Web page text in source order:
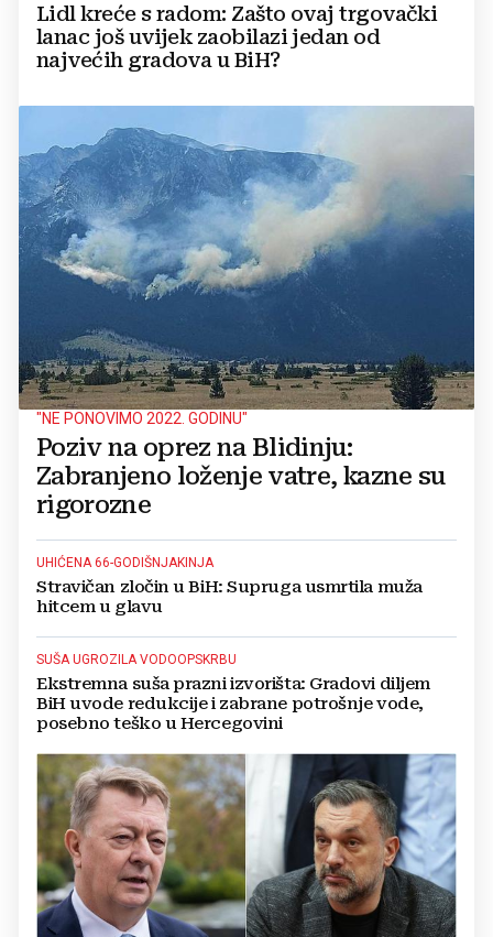
Lidl kreće s radom: Zašto ovaj trgovački
lanac još uvijek zaobilazi jedan od
najvećih gradova u BiH?
"NE PONOVIMO 2022. GODINU"
Poziv na oprez na Blidinju:
Zabranjeno loženje vatre, kazne su
rigorozne
UHIĆENA 66-GODIŠNJAKINJA
Stravičan zločin u BiH: Supruga usmrtila muža
hitcem u glavu
SUŠA UGROZILA VODOOPSKRBU
Ekstremna suša prazni izvorišta: Gradovi diljem
BiH uvode redukcije i zabrane potrošnje vode,
posebno teško u Hercegovini